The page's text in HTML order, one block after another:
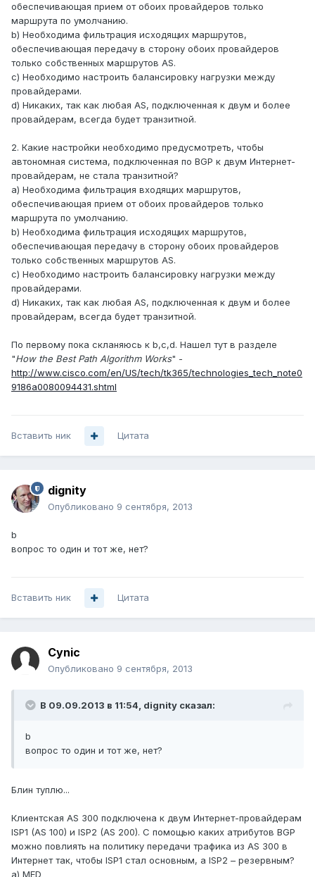
обеспечивающая прием от обоих провайдеров только
маршрута по умолчанию.
b) Необходима фильтрация исходящих маршрутов,
обеспечивающая передачу в сторону обоих провайдеров
только собственных маршрутов AS.
c) Необходимо настроить балансировку нагрузки между
провайдерами.
d) Никаких, так как любая AS, подключенная к двум и более
провайдерам, всегда будет транзитной.
2. Какие настройки необходимо предусмотреть, чтобы
автономная система, подключенная по BGP к двум Интернет-
провайдерам, не стала транзитной?
a) Необходима фильтрация входящих маршрутов,
обеспечивающая прием от обоих провайдеров только
маршрута по умолчанию.
b) Необходима фильтрация исходящих маршрутов,
обеспечивающая передачу в сторону обоих провайдеров
только собственных маршрутов AS.
c) Необходимо настроить балансировку нагрузки между
провайдерами.
d) Никаких, так как любая AS, подключенная к двум и более
провайдерам, всегда будет транзитной.
По первому пока скланяюсь к b,c,d. Нашел тут в разделе
"How the Best Path Algorithm Works" -
http://www.cisco.com/en/US/tech/tk365/technologies_tech_note0
9186a0080094431.shtml
Вставить ник Цитата
dignity
Опубликовано 9 сентября, 2013
b
вопрос то один и тот же, нет?
Вставить ник Цитата
Cynic
Опубликовано 9 сентября, 2013
В 09.09.2013 в 11:54, dignity сказал:
b
вопрос то один и тот же, нет?
Блин туплю...
Клиентская AS 300 подключена к двум Интернет-провайдерам
ISP1 (AS 100) и ISP2 (AS 200). С помощью каких атрибутов BGP
можно повлиять на политику передачи трафика из AS 300 в
Интернет так, чтобы ISP1 стал основным, а ISP2 – резервным?
а) MED